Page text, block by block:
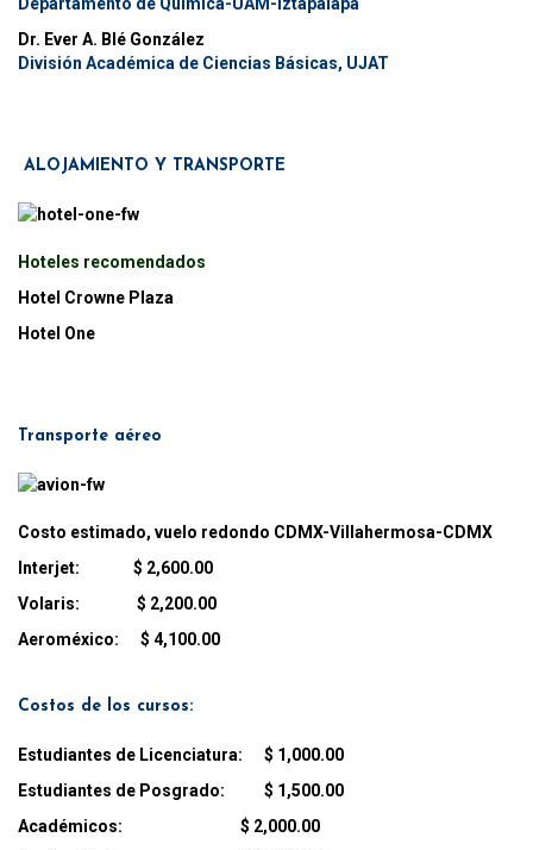
Departamento de Química-UAM-Iztapalapa
Dr. Ever A. Blé González
División Académica de Ciencias Básicas, UJAT
ALOJAMIENTO Y TRANSPORTE
Hoteles recomendados
Hotel Crowne Plaza
Hotel One
Transporte aéreo
Costo estimado, vuelo redondo CDMX-Villahermosa-CDMX
Interjet: $ 2,600.00
Volaris: $ 2,200.00
Aeroméxico: $ 4,100.00
Costos de los cursos:
Estudiantes de Licenciatura: $ 1,000.00
Estudiantes de Posgrado: $ 1,500.00
Académicos: $ 2,000.00